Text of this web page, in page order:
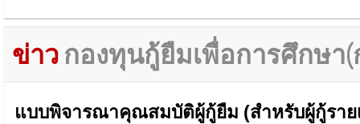
ข่าว กองทุนกู้ยืมเพื่อการศึกษา(
แบบพิจารณาคุณสมบัติผู้กู้ยืม (สำหรับผู้กู้ราย